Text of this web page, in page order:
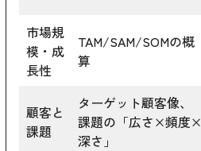
市場規
模・成
長性
TAM/SAM/SOMの概
算
顧客と
課題
ターゲット顧客像、
課題の「広さ×頻度×
深さ」